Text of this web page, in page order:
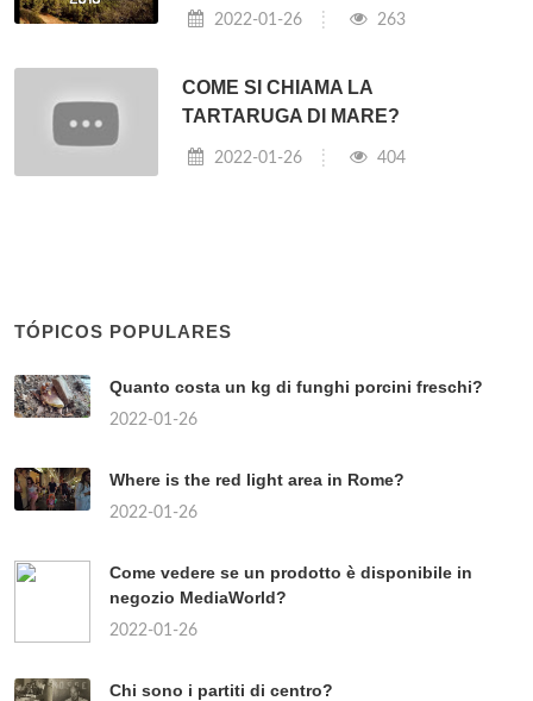
2022-01-26 263
COME SI CHIAMA LA
TARTARUGA DI MARE?
2022-01-26 404
TÓPICOS POPULARES
Quanto costa un kg di funghi porcini freschi?
2022-01-26
Where is the red light area in Rome?
2022-01-26
Come vedere se un prodotto è disponibile in
negozio MediaWorld?
2022-01-26
Chi sono i partiti di centro?